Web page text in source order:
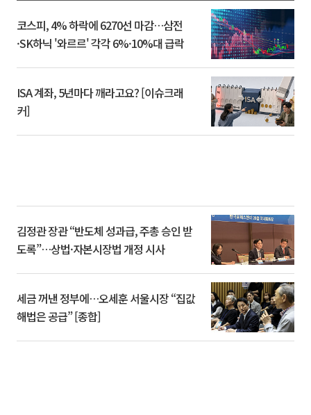
코스피, 4% 하락에 6270선 마감…삼전
·SK하닉 '와르르' 각각 6%·10%대 급락
ISA 계좌, 5년마다 깨라고요? [이슈크래
커]
김정관 장관 “반도체 성과급, 주총 승인 받
도록”…상법·자본시장법 개정 시사
세금 꺼낸 정부에…오세훈 서울시장 “집값
해법은 공급” [종합]